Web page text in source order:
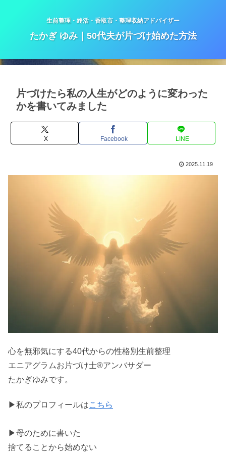
生前整理・終活・香取市・整理収納アドバイザー
たかぎ ゆみ｜50代夫が片づけ始めた方法
片づけたら私の人生がどのように変わった
かを書いてみました
X Facebook LINE
2025.11.19
心を無邪気にする40代からの性格別生前整理
エニアグラムお片づけ士®アンバサダー
たかぎゆみです。
▶私のプロフィールはこちら
▶母のために書いた
捨てることから始めない